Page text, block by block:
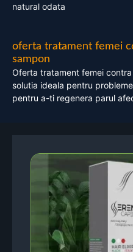
natural odata
oferta tratament femei
sampon
Oferta tratament femei
solutia ideala pentru
pentru a-ti regenera parul